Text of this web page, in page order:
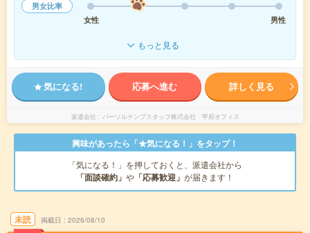
男女比率
女性
男性
もっと見る
気になる! 応募へ進む 詳しく見る
派遣会社 パーソルテンプスタッフ株式会社 甲府オフィス
興味があったら「★気になる！」をタップ！
「気になる！」を押しておくと、派遣会社から
「面談確約」 や 「応募歓迎」 が届きます！
未読 掲載日 2026/08/10